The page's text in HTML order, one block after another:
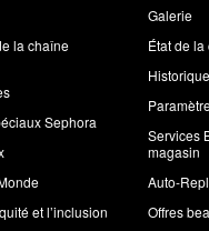
la chaîne
Sephora
et l’inclusion
Galerie
État de
Services
magasin
Auto-
Offres